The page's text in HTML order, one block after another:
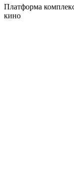
Платформа
кино